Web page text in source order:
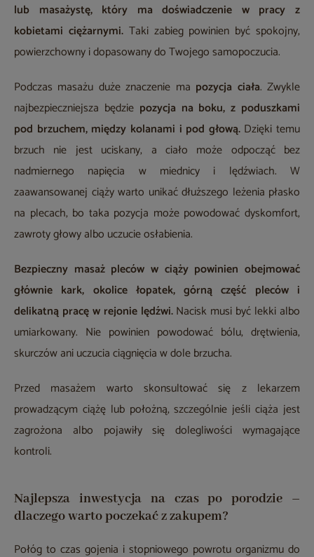
lub masażystę, który ma doświadczenie w pracy z
kobietami ciężarnymi.Taki zabieg powinien być spokojny,
powierzchowny i dopasowany do Twojego samopoczucia.
Podczas masażu duże znaczenie ma pozycja ciała. Zwykle
najbezpieczniejsza będzie pozycja na boku, z poduszkami
pod brzuchem, między kolanami i pod głową.Dzięki temu
brzuch nie jest uciskany, a ciało może odpocząć bez
nadmiernego napięcia w miednicy i lędźwiach. W
zaawansowanej ciąży warto unikać dłuższego leżenia płasko
na plecach, bo taka pozycja może powodować dyskomfort,
zawroty głowy albo uczucie osłabienia.
Bezpieczny masaż pleców w ciąży powinien obejmować
głównie kark, okolice łopatek, górną część pleców i
delikatną pracę w rejonie lędźwi.Nacisk musi być lekki albo
umiarkowany. Nie powinien powodować bólu, drętwienia,
skurczów ani uczucia ciągnięcia w dole brzucha.
Przed masażem warto skonsultować się z lekarzem
prowadzącym ciążę lub położną, szczególnie jeśli ciąża jest
zagrożona albo pojawiły się dolegliwości wymagające
kontroli.
Najlepsza inwestycja na czas po porodzie –
dlaczego warto poczekać z zakupem?
Połóg to czas gojenia i stopniowego powrotu organizmu do